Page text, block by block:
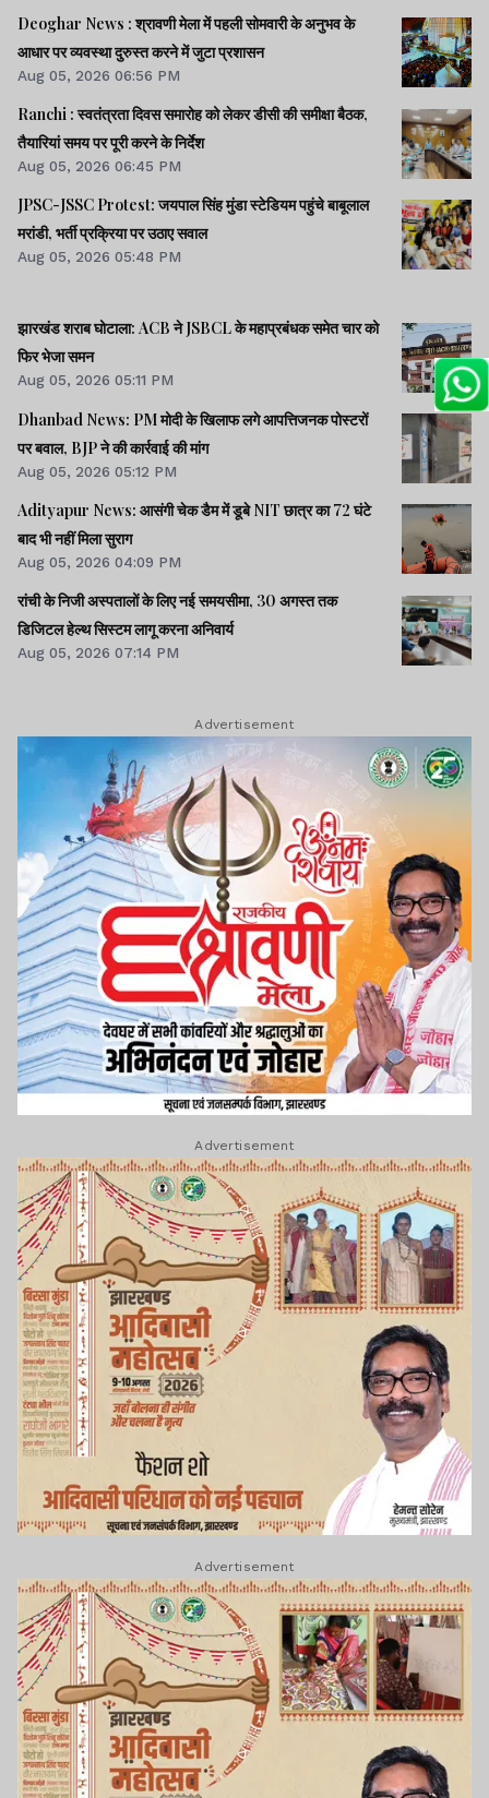
Deoghar News : श्रावणी मेला में पहली सोमवारी के अनुभव के
आधार पर व्यवस्था दुरुस्त करने में जुटा प्रशासन
Aug 05, 2026 06:56 PM
Ranchi : स्वतंत्रता दिवस समारोह को लेकर डीसी की समीक्षा बैठक,
तैयारियां समय पर पूरी करने के निर्देश
Aug 05, 2026 06:45 PM
JPSC-JSSC Protest: जयपाल सिंह मुंडा स्टेडियम पहुंचे बाबूलाल
मरांडी, भर्ती प्रक्रिया पर उठाए सवाल
Aug 05, 2026 05:48 PM
झारखंड शराब घोटाला: ACB ने JSBCL के महाप्रबंधक समेत चार को
फिर भेजा समन
Aug 05, 2026 05:11 PM
Dhanbad News: PM मोदी के खिलाफ लगे आपत्तिजनक पोस्टरों
पर बवाल, BJP ने की कार्रवाई की मांग
Aug 05, 2026 05:12 PM
Adityapur News: आसंगी चेक डैम में डूबे NIT छात्र का 72 घंटे
बाद भी नहीं मिला सुराग
Aug 05, 2026 04:09 PM
रांची के निजी अस्पतालों के लिए नई समयसीमा, 30 अगस्त तक
डिजिटल हेल्थ सिस्टम लागू करना अनिवार्य
Aug 05, 2026 07:14 PM
Advertisement
Advertisement
Advertisement